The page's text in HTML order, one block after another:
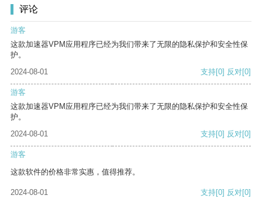
评论
游客
这款加速器VPM应用程序已经为我们带来了无限的隐私保护和安全性保
护。
2024-08-01
支持[0] 反对[0]
游客
这款加速器VPM应用程序已经为我们带来了无限的隐私保护和安全性保
护。
2024-08-01
支持[0] 反对[0]
游客
这款软件的价格非常实惠，值得推荐。
2024-08-01 支持[0] 反对[0]